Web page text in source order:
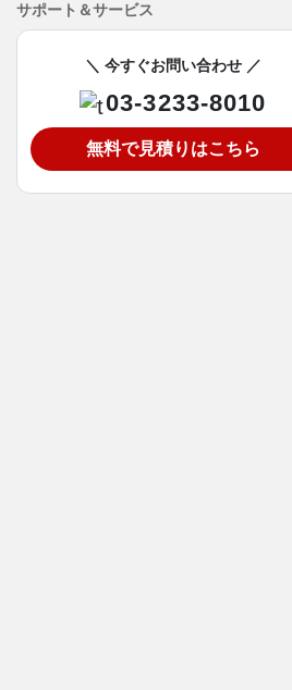
サポート＆サービス
＼ 今すぐお問い合わせ ／
03-3233-8010
無料で見積りはこちら